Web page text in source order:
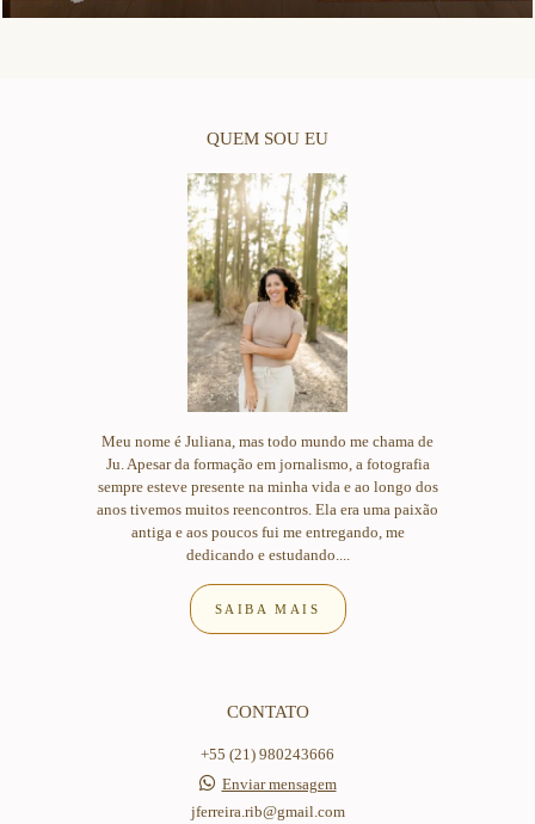
QUEM SOU EU
Meu nome é Juliana, mas todo mundo me chama de
Ju. Apesar da formação em jornalismo, a fotografia
sempre esteve presente na minha vida e ao longo dos
anos tivemos muitos reencontros. Ela era uma paixão
antiga e aos poucos fui me entregando, me
dedicando e estudando....
SAIBA MAIS
CONTATO
+55 (21) 980243666
Enviar mensagem
jferreira.rib@gmail.com